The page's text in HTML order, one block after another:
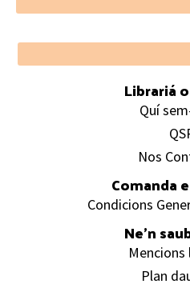
Footer
Librariá
Quí
Nos
Comanda
Condicions
Ne’n
Mencions
Plan